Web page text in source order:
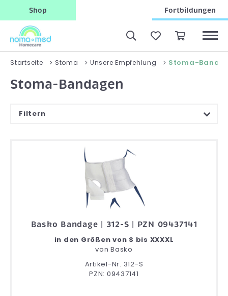
Shop Fortbildungen
Startseite Stoma Unsere Empfehlung Stoma-
Stoma-Bandagen
Filtern
Basko Bandage | 312-S | PZN 09437141
in den Größen von S bis XXXXL
vonBasko
Artikel-Nr. 312-S
PZN: 09437141